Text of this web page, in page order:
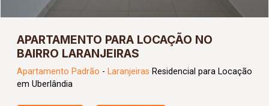
APARTAMENTO PARA LOCAÇÃO NO
BAIRRO LARANJEIRAS
Apartamento Padrão - Laranjeiras Residencial para Locação
em Uberlândia